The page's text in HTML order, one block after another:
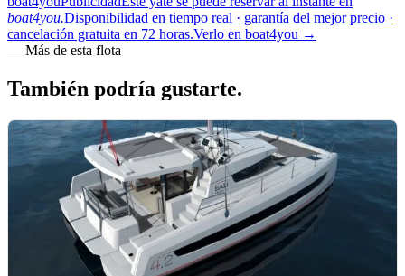
boat4you.Disponibilidad en tiempo real · garantía del mejor precio ·
cancelación gratuita en 72 horas.Verlo en boat4you →
— Más de esta flota
También podría gustarte.